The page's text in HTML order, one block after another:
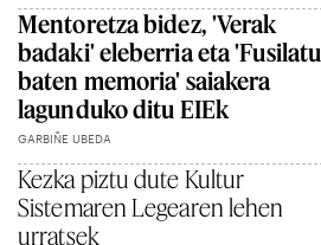
Mentoretza bidez, 'Verak
badaki' eleberria eta 'Fusilatu
baten memoria' saiakera
lagunduko ditu EIEk
GARBIÑE UBEDA
Kezka piztu dute Kultur
Sistemaren Legearen lehen
urratsek